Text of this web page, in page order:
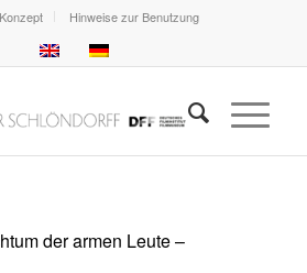
Konzept Hinweise zur Benutzung
der armen Leute –